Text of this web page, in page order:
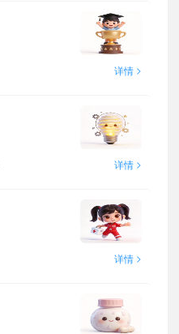
详情 >
详情 >
详情 >